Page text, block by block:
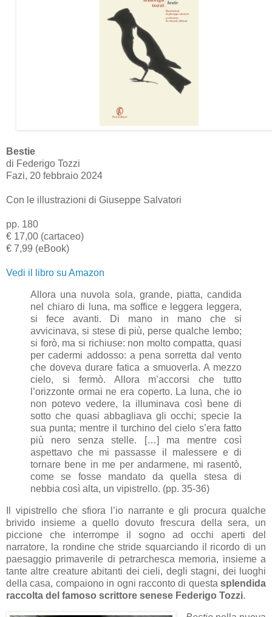
Bestie
di Federigo Tozzi
Fazi, 20 febbraio 2024
Con le illustrazioni di Giuseppe Salvatori
pp. 180
€ 17,00 (cartaceo)
€ 7,99 (eBook)
Vedi il libro su Amazon
Allora una nuvola sola, grande, piatta, candida
nel chiaro di luna, ma soffice e leggera leggera,
si fece avanti. Di mano in mano che si
avvicinava, si stese di più, perse qualche lembo;
si forò, ma si richiuse: non molto compatta, quasi
per cadermi addosso: a pena sorretta dal vento
che doveva durare fatica a smuoverla. A mezzo
cielo, si fermò. Allora m’accorsi che tutto
l’orizzonte ormai ne era coperto. La luna, che io
non potevo vedere, la illuminava così bene di
sotto che quasi abbagliava gli occhi; specie la
sua punta; mentre il turchino del cielo s’era fatto
più nero senza stelle. […] ma mentre così
aspettavo che mi passasse il malessere e di
tornare bene in me per andarmene, mi rasentò,
come se fosse mandato da quella stesa di
nebbia così alta, un vipistrello. (pp. 35-36)
Il vipistrello che sfiora l’io narrante e gli procura qualche
brivido insieme a quello dovuto frescura della sera, un
piccione che interrompe il sogno ad occhi aperti del
narratore, la rondine che stride squarciando il ricordo di un
paesaggio primaverile di petrarchesca memoria, insieme a
tante altre creature abitanti dei cieli, degli stagni, dei luoghi
della casa, compaiono in ogni racconto di questa splendida
raccolta del famoso scrittore senese Federigo Tozzi.